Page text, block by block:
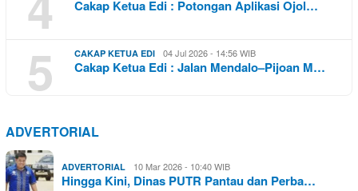
Cakap Ketua Edi : Potongan Aplikasi Ojol…
5 CAKAP KETUA EDI 04 Jul 2026 - 14:56 WIB
Cakap Ketua Edi : Jalan Mendalo–Pijoan M…
ADVERTORIAL
ADVERTORIAL 10 Mar 2026 - 10:40 WIB
Hingga Kini, Dinas PUTR Pantau dan Perba…